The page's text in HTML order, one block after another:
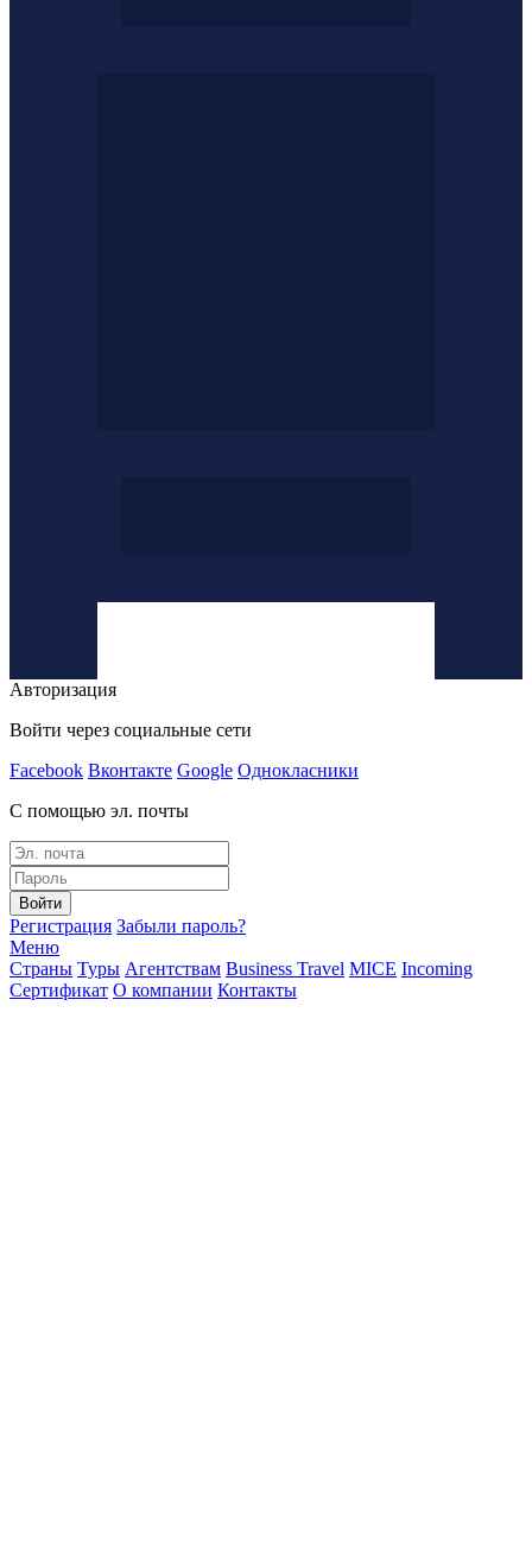
Авторизация
Войти через социальные сети
Facebook Вконтакте Google Однокласники
С помощью эл. почты
Войти
Регистрация Забыли пароль?
Меню
Страны Туры Агентствам Business Travel MICE Incoming
Сертификат О компании Контакты